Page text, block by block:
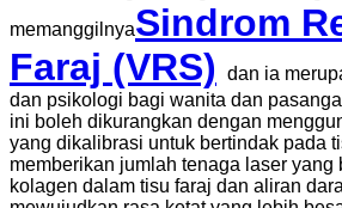
memanggilnyaSindrom
Faraj (VRS)
dan ia
dan psikologi bagi wanita dan
ini boleh dikurangkan dengan
yang dikalibrasi untuk bertindak pada
memberikan jumlah tenaga laser yang
kolagen dalam tisu faraj dan aliran